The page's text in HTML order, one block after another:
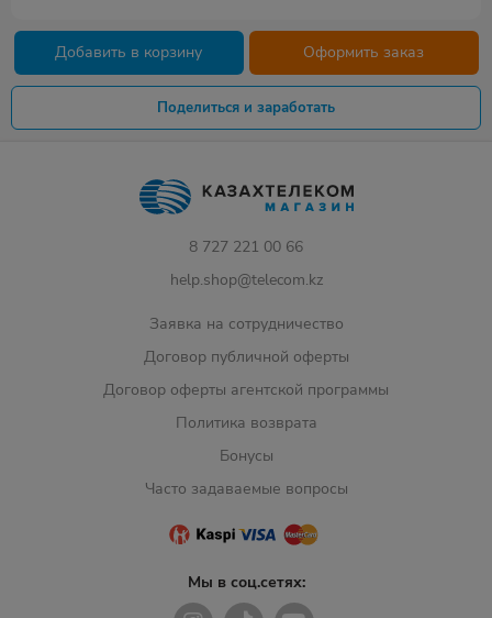
Добавить в корзину Оформить заказ
Поделиться и заработать
8 727 221 00 66
help.shop@telecom.kz
Заявка на сотрудничество
Договор публичной оферты
Договор оферты агентской программы
Политика возврата
Бонусы
Часто задаваемые вопросы
Мы в соц.сетях: